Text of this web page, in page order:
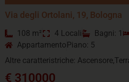
Via degli Ortolani, 19, Bologna
108 m² 4 Locali Bagni: 1
Appartamento Piano: 5
Altre caratteristriche:
€ 310000